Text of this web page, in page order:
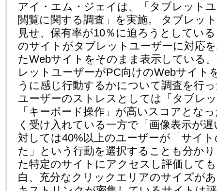
アイ・エム・ジェイは、「タブレット
閲覧に関する調査」を実施。 タブレッ
見せ、保有率が10％に迫ろうとしてい
のサイトがタブレットユーザーに対応
たWebサイトをそのまま表示している
レットユーザーがPC向けのWebサイト
うに感じ行動するかについて調査を行
ユーザーのストレスとしては「タブレ
「キーボード操作」が高いスコアとな
く受け入れている一方で「画像表示が
対しては40%以上のユーザーが「サイ
た」という行動を選択することも分か
た特定のサイトにアクセスし評価して
白、充分なクリックエリアのサイズが